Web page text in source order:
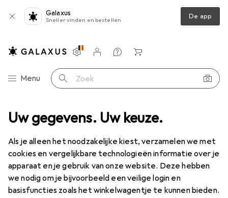
Uw gegevens. Uw keuze.
Als je alleen het noodzakelijke kiest, verzamelen we met
cookies en vergelijkbare technologieën informatie over je
apparaat en je gebruik van onze website. Deze hebben
we nodig om je bijvoorbeeld een veilige login en
basisfuncties zoals het winkelwagentje te kunnen bieden.
Galaxus
Sneller vinden en bestellen De app
Categorie navigatie
Menu Zoek op
Instellingen
Klantenaccount
Produktvergelijking
Verlanglijstje
Winkelmandje
Value Keystone module rek, 8-poorts, zwart
EUR
22,29
Value
Keystone module rek, 8-poorts,
zwart